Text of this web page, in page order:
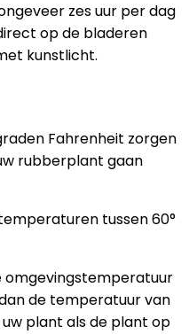
zes uur per dag
op de bladeren
kunstlicht.
Fahrenheit zorgen
rubberplant gaan
tussen 60°
omgevingstemperatuur
de temperatuur van
plant als de plant op